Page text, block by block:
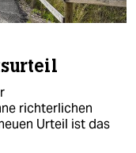
richterlichen
Urteil ist das